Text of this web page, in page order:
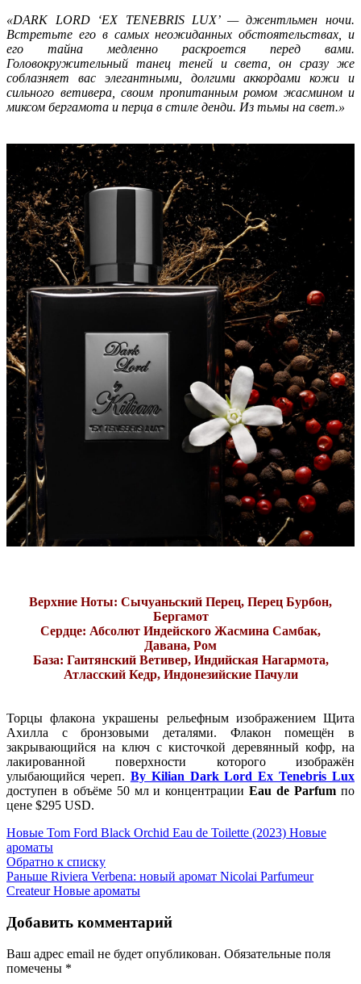
«DARK LORD ‘EX TENEBRIS LUX’ — джентльмен ночи.
Встретьте его в самых неожиданных обстоятельствах, и
его тайна медленно раскроется перед вами.
Головокружительный танец теней и света, он сразу же
соблазняет вас элегантными, долгими аккордами кожи и
сильного ветивера, своим пропитанным ромом жасмином и
миксом бергамота и перца в стиле денди. Из тьмы на свет.»
Верхние Ноты: Сычуаньский Перец, Перец Бурбон,
Бергамот
Сердце: Абсолют Индейского Жасмина Самбак,
Давана, Ром
База: Гаитянский Ветивер, Индийская Нагармота,
Атласский Кедр, Индонезийские Пачули
Торцы флакона украшены рельефным изображением Щита
Ахилла с бронзовыми деталями. Флакон помещён в
закрывающийся на ключ с кисточкой деревянный кофр, на
лакированной поверхности которого изображён
улыбающийся череп. By Kilian Dark Lord Ex Tenebris Lux
доступен в объёме 50 мл и концентрацииEau de Parfumпо
цене $295 USD.
Новые Tom Ford Black Orchid Eau de Toilette (2023) Новые
ароматы
Обратно к списку
Раньше Riviera Verbena: новый аромат Nicolai Parfumeur
Createur Новые ароматы
Добавить комментарий
Ваш адрес email не будет опубликован. Обязательные поля
помечены *